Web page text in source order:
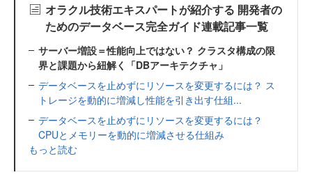
オラクル技術エキスパートが紹介する 開発者の
ためのデータベース完全ガイド連載記事一覧
サーバー増設＝性能向上ではない？ クラスタ構成の限
界と課題から紐解く「DBアーキテクチャ」
データベースを止めずにリソースを変更するには？ ス
トレージを動的に増減し性能を引き出す仕組...
データベースを止めずにリソースを変更するには？
CPUとメモリーを動的に増減させる仕組み
もっと読む